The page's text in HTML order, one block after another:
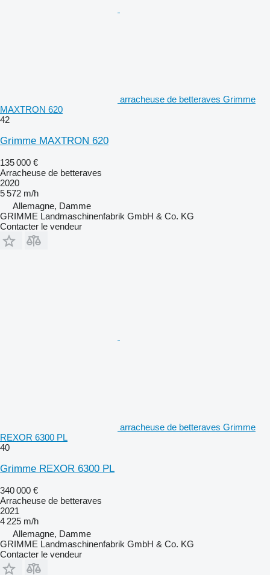
arracheuse de betteraves Grimme
MAXTRON 620
42
Grimme MAXTRON 620
135 000 €
Arracheuse de betteraves
2020
5 572 m/h
Allemagne, Damme
GRIMME Landmaschinenfabrik GmbH & Co. KG
Contacter le vendeur
arracheuse de betteraves Grimme
REXOR 6300 PL
40
Grimme REXOR 6300 PL
340 000 €
Arracheuse de betteraves
2021
4 225 m/h
Allemagne, Damme
GRIMME Landmaschinenfabrik GmbH & Co. KG
Contacter le vendeur